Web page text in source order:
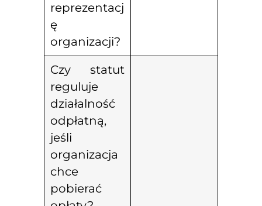
reprezentacj
ę
organizacji?
Czy statut
reguluje
działalność
odpłatną,
jeśli
organizacja
chce
pobierać